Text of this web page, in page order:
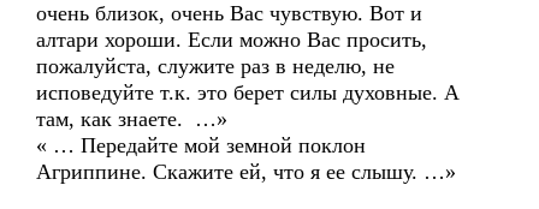
очень близок, очень Вас чувствую. Вот и
алтари хороши. Если можно Вас просить,
пожалуйста, служите раз в неделю, не
исповедуйте т.к. это берет силы духовные. А
там, как знаете. …»
« … Передайте мой земной поклон
Агриппине. Скажите ей, что я ее слышу. …»